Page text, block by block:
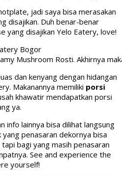
jadi saya bisa merasakan
disajikan. Duh benar-benar
yang disajikan Yelo Eatery, love!
Mushroom Rosti. Akhirnya
dan kenyang dengan hidangan
Makanannya memiliki porsi
khawatir mendapatkan porsi
ya.
info lainnya bisa dilihat langsung
penasaran dekornya bisa
bagi yang masih penasaran
See and experience the
yourself!